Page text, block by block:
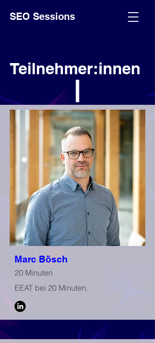
SEO Sessions
Teilnehmer:innen
Marc Bösch
20 Minuten
EEAT bei 20 Minuten.